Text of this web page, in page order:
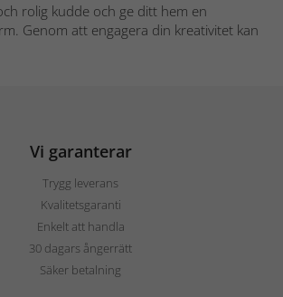
rolig kudde och ge ditt hem en
Genom att engagera din kreativitet kan
Vi garanterar
Trygg leverans
Kvalitetsgaranti
Enkelt att handla
30 dagars ångerrätt
Säker betalning